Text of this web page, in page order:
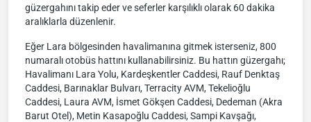
güzergahını takip eder ve seferler karşılıklı olarak 60 dakika
aralıklarla düzenlenir.
Eğer Lara bölgesinden havalimanına gitmek isterseniz, 800
numaralı otobüs hattını kullanabilirsiniz. Bu hattın güzergahı;
Havalimanı Lara Yolu, Kardeşkentler Caddesi, Rauf Denktaş
Caddesi, Barınaklar Bulvarı, Terracity AVM, Tekelioğlu
Caddesi, Laura AVM, İsmet Gökşen Caddesi, Dedeman (Akra
Barut Otel), Metin Kasapoğlu Caddesi, Sampi Kavşağı,